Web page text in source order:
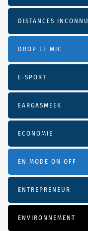
DISTANCES
DROP LE MIC
E-SPORT
EARGASMEEK
ECONOMIE
EN MODE ON OFF
ENTREPRENEUR
ENVIRONNEMENT